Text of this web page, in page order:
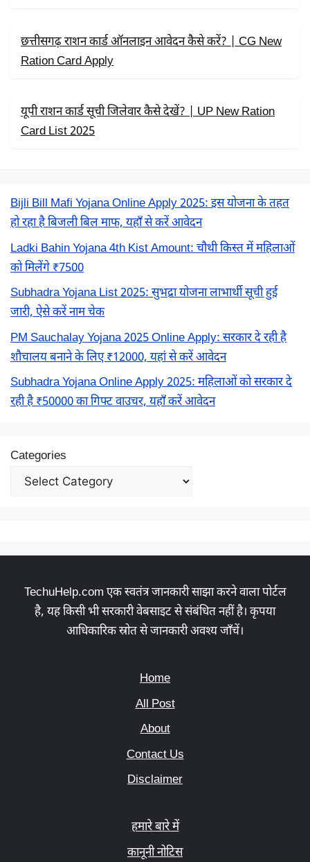
छत्तीसगढ़ राशन कार्ड ऑनलाइन आवेदन कैसे करें? | CG New
Ration Card Apply
यूपी राशन कार्ड सूची जिलेवार कैसे देखें? | UP New Ration
Card List 2025
Bijli Bill Mafi Yojana Online Apply 2025: इस योजना के तहत
हो रहा है बिजली बिल माफ, यहाँ से करें आवेदन
Ladki Bahin Yojana 4th Kist Amount: चौथी किस्त में महिलाओं
को मिलेंगे ₹7500
Subhadra Yojana List 2025: सुभद्रा योजना लाभार्थी सूची हुई
जारी, ऐसे करें नाम चेक
PM Sauchalay Yojana 2025 Online Apply: सरकार दे रही है
शौचालय बनाने के लिए ₹12000, यहां से करें आवेदन
Subhadra Yojana Online Apply 2025: महिलाओं को सरकार दे
रही है ₹50000 का गिफ्ट वाउचर, यहाँ करें आवेदन
Categories
TechuHelp.com एक स्वतंत्र जानकारी साझा करने वाला पोर्टल
है, यह किसी भी सरकारी वेबसाइट से संबंधित नहीं है। कृपया
आधिकारिक स्रोत से जानकारी अवश्य जाँचें।
Home
All Post
About
Contact Us
Disclaimer
हमारे बारे में
कानूनी नोटिस